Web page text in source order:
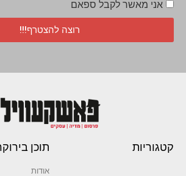
אני מאשר לקבל ספאם
רוצה להצטרף!!!
קטגוריות תוכן
אודות